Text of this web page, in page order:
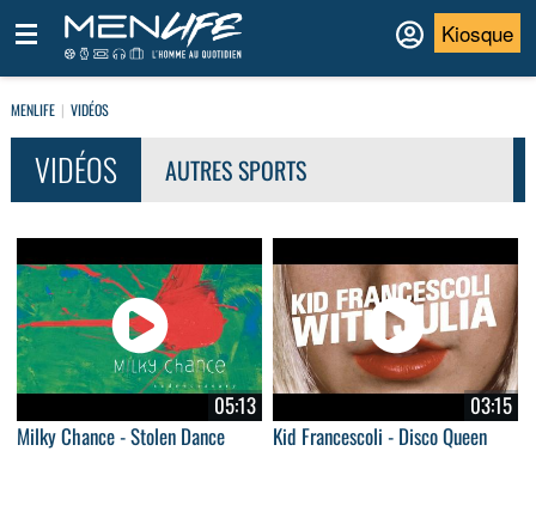
Kiosque
MENLIFE VIDÉOS
VIDÉOS AUTRES SPORTS
05:13
Milky Chance - Stolen Dance
03:15
Kid Francescoli - Disco Queen